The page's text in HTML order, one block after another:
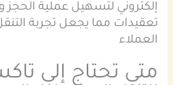
إلكتروني لتسهيل عملية الحجز
تعقيدات مما يجعل تجربة
العملاء
متى تحتاج إلى